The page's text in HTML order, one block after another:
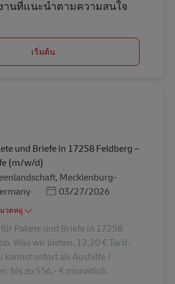
านที่แนะนำตามความสนใจ
เริ่มต้น
und Briefe in 17258 Feldberg –
(m/w/d)
Mecklenburg-
Posted Date
03/27/2026
วดหมู่
Pakete und Briefe in 17258
Was wir bieten. 17,20 € Tarif-
kannst sofort als Aushilfe /
bis zu 556,- € monatlich.